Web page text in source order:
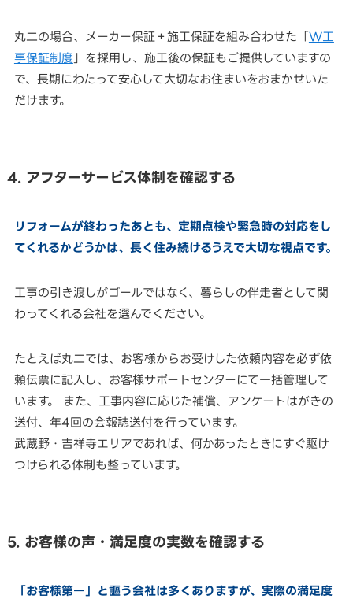
丸二の場合、メーカー保証＋施工保証を組み合わせた「W工
事保証制度 」を採用し、施工後の保証もご提供していますの
で、長期にわたって安心して大切なお住まいをおまかせいた
だけます。
4. アフターサービス体制を確認する
リフォームが終わったあとも、定期点検や緊急時の対応をし
てくれるかどうかは、長く住み続けるうえで大切な視点です。
工事の引き渡しがゴールではなく、暮らしの伴走者として関
わってくれる会社を選んでください。
たとえば丸二では、お客様からお受けした依頼内容を必ず依
頼伝票に記入し、お客様サポートセンターにて一括管理して
います。 また、工事内容に応じた補償、アンケートはがきの
送付、年4回の会報誌送付を行っています。
武蔵野・吉祥寺エリアであれば、何かあったときにすぐ駆け
つけられる体制も整っています。
5. お客様の声・満足度の実数を確認する
「お客様第一」と謳う会社は多くありますが、実際の満足度